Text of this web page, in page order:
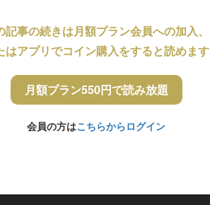
記事の続きは月額プラン会員への加入、
はアプリでコイン購入をすると読めます
月額プラン550円で読み放題
会員の方はこちらからログイン